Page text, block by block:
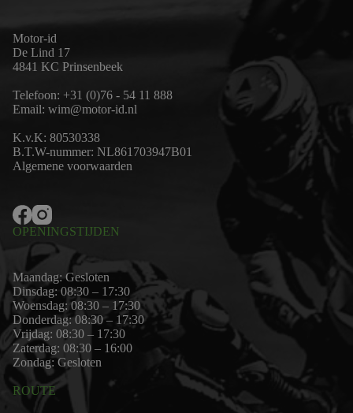
Motor-id
De Lind 17
4841 KC Prinsenbeek
Telefoon: +31 (0)76 - 54 11 888
Email: wim@motor-id.nl
K.v.K: 80530338
B.T.W-nummer: NL861703947B01
Algemene voorwaarden
OPENINGSTIJDEN
Maandag: Gesloten
Dinsdag: 08:30 – 17:30
Woensdag: 08:30 – 17:30
Donderdag: 08:30 – 17:30
Vrijdag: 08:30 – 17:30
Zaterdag: 08:30 – 16:00
Zondag: Gesloten
ROUTE